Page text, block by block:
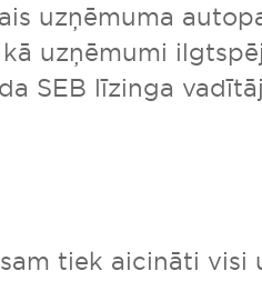
uzņēmuma
uzņēmumi
SEB līzinga
tiek aicināti visi